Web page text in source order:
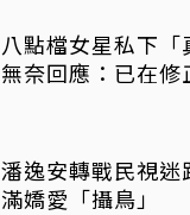
八點檔女星私下
無奈回應：已在修
潘逸安轉戰民視迷路了 爆料
滿嬌愛「攝鳥」